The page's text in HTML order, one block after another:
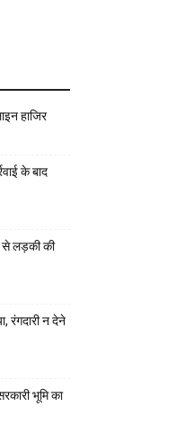
हाजिर
के बाद
से लड़की की
रंगदारी न देने
भूमि का